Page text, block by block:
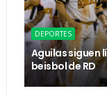
DEPORTES
Aguilas siguen
beisbol de RD